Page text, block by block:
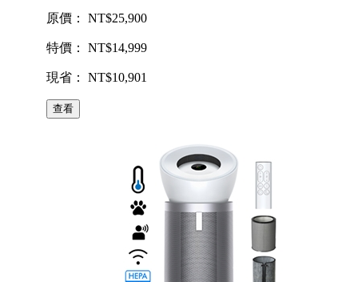
原價： NT$25,900
特價： NT$14,999
現省： NT$10,901
查看